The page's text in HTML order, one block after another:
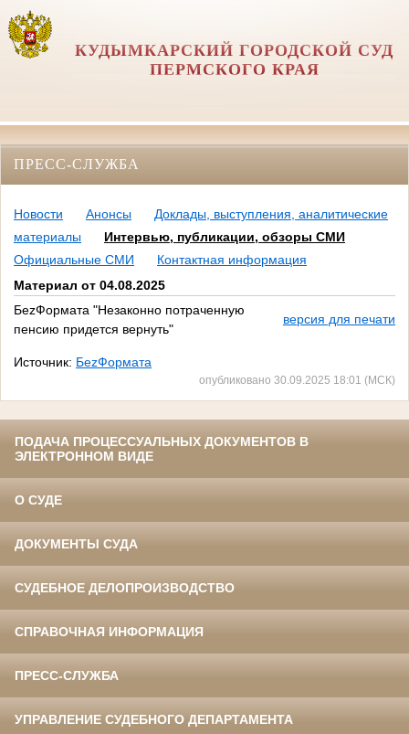
КУДЫМКАРСКИЙ ГОРОДСКОЙ СУД
ПЕРМСКОГО КРАЯ
ПРЕСС-СЛУЖБА
Новости Анонсы
Доклады, выступления, аналитические
материалы
Интервью, публикации, обзоры СМИ
Официальные СМИ
Контактная информация
Материал от 04.08.2025
БеzФормата "Незаконно потраченную
пенсию придется вернуть"
версия для печати
Источник: БеzФормата
опубликовано 30.09.2025 18:01 (МСК)
ПОДАЧА ПРОЦЕССУАЛЬНЫХ ДОКУМЕНТОВ В
ЭЛЕКТРОННОМ ВИДЕ
О СУДЕ
ДОКУМЕНТЫ СУДА
СУДЕБНОЕ ДЕЛОПРОИЗВОДСТВО
СПРАВОЧНАЯ ИНФОРМАЦИЯ
ПРЕСС-СЛУЖБА
УПРАВЛЕНИЕ СУДЕБНОГО ДЕПАРТАМЕНТА